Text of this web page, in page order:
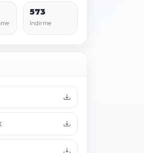
573
İndirme